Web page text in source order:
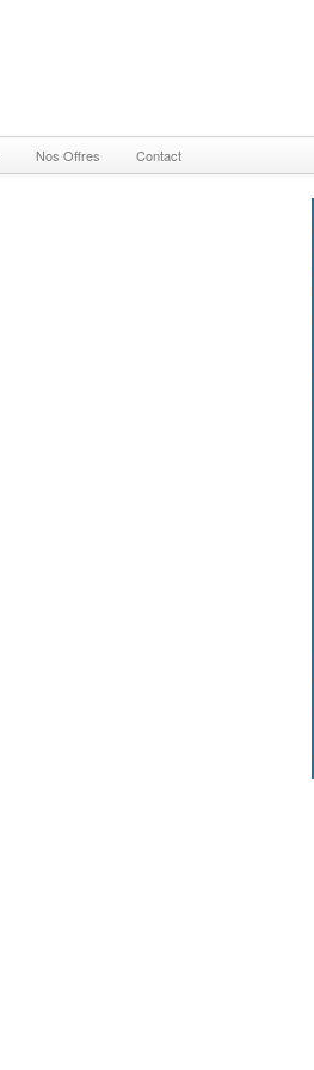
Nos Offres Contact